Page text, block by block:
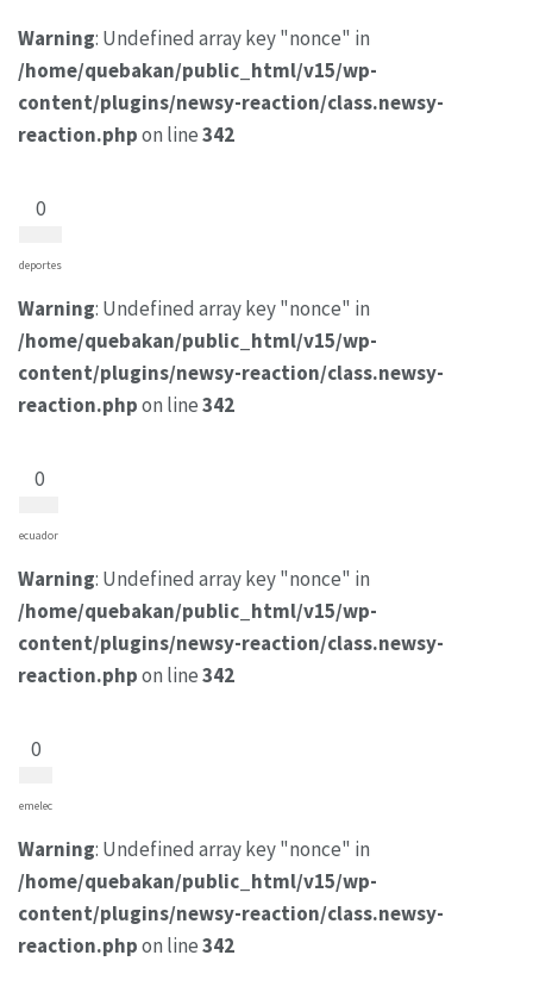
Warning: Undefined array key "nonce" in
/home/quebakan/public_html/v15/wp-
content/plugins/newsy-reaction/class.newsy-
reaction.phpon line342
0
deportes
Warning: Undefined array key "nonce" in
/home/quebakan/public_html/v15/wp-
content/plugins/newsy-reaction/class.newsy-
reaction.phpon line342
0
ecuador
Warning: Undefined array key "nonce" in
/home/quebakan/public_html/v15/wp-
content/plugins/newsy-reaction/class.newsy-
reaction.phpon line342
0
emelec
Warning: Undefined array key "nonce" in
/home/quebakan/public_html/v15/wp-
content/plugins/newsy-reaction/class.newsy-
reaction.phpon line342